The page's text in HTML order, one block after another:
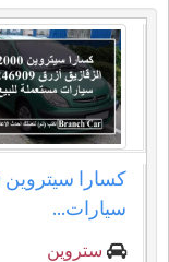
سيارات...
ستروين